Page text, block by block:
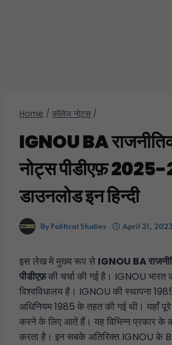
Home / कॉलेज नोट्स /
IGNOU BA
नोट्स पीडीएफ़
डाउनलोड इन हिन्दी
By Political Studies April 21,
इस लेख मे मुख्य रूप से IGNOU BA
पीडीएफ़की चर्चा की गई है। IGNOU भारत
विश्वविधालय है। IGNOU की स्थापना
अधिनियम 1985 के तहत की गई थी। यहाँ
करने के लिए आतें हैं। यह विभिन्न प्रकार के
करता है। इन सबके अतिरिक्त IGNOU के